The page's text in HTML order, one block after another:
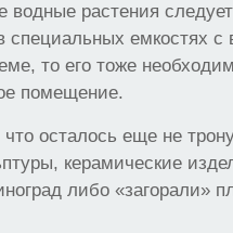
водные растения
емкостях с
то его тоже
помещение.
что осталось еще не
керамические
либо «загорали»